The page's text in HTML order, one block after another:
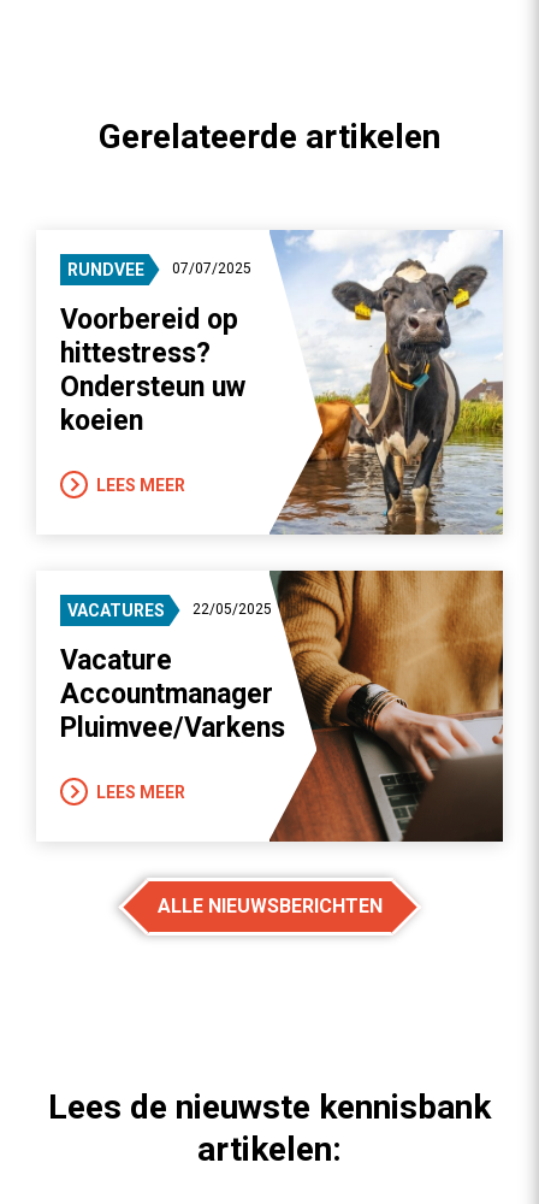
Gerelateerde artikelen
RUNDVEE 07/07/2025
Voorbereid op
hittestress?
Ondersteun uw
koeien
LEES MEER
VACATURES 22/05/2025
Vacature
Accountmanager
Pluimvee/Varkens
LEES MEER
ALLE NIEUWSBERICHTEN
Lees de nieuwste kennisbank
artikelen: